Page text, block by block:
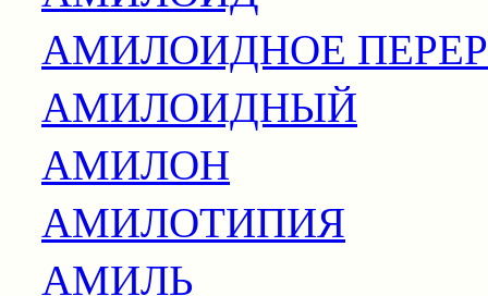
АМИЛОИДНОЕ
АМИЛОИДНЫЙ
АМИЛОН
АМИЛОТИПИЯ
АМИЛЬ